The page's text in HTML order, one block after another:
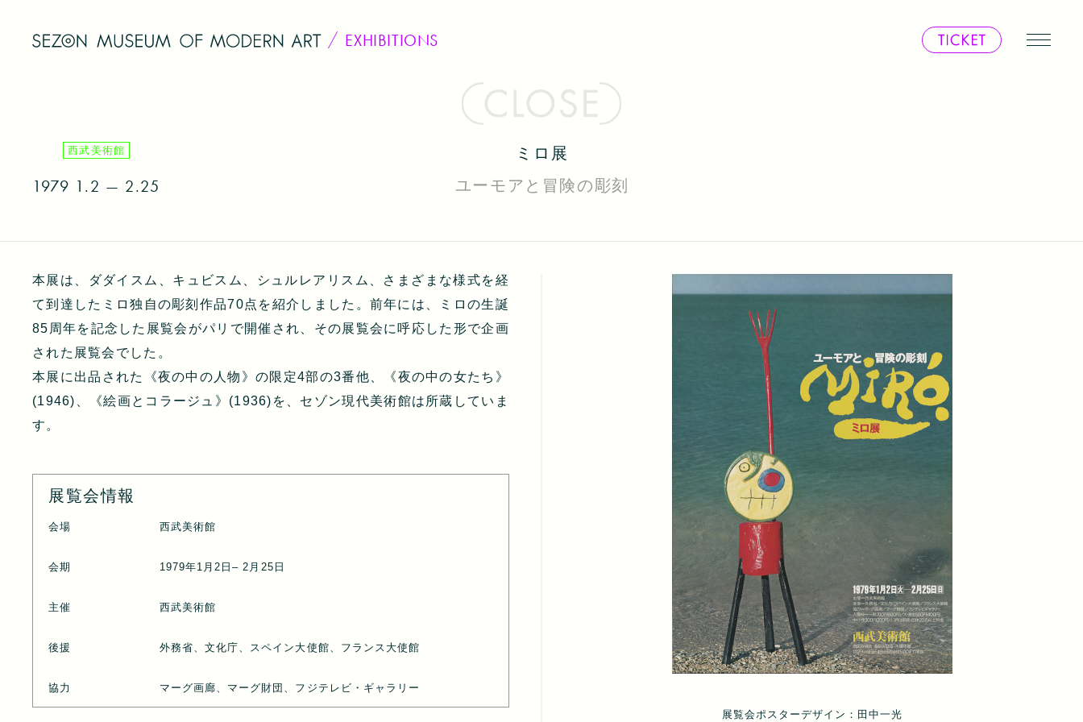
EXHIBITIONS
西武美術館
1979 1.2 — 2.25
ミロ展
ユーモアと冒険の彫刻
展覧会ポスターデザイン：田中一光
本展は、ダダイスム、キュビスム、シュルレアリスム、さまざまな様式を経
て到達したミロ独自の彫刻作品70点を紹介しました。前年には、ミロの生誕
85周年を記念した展覧会がパリで開催され、その展覧会に呼応した形で企画
された展覧会でした。
本展に出品された《夜の中の人物》の限定4部の3番他、《夜の中の女たち》
(1946)、《絵画とコラージュ》(1936)を、セゾン現代美術館は所蔵していま
す。
展覧会情報
会場 西武美術館
会期 1979年1月2日– 2月25日
主催 西武美術館
後援 外務省、文化庁、スペイン大使館、フランス大使館
協力 マーグ画廊、マーグ財団、フジテレビ・ギャラリー